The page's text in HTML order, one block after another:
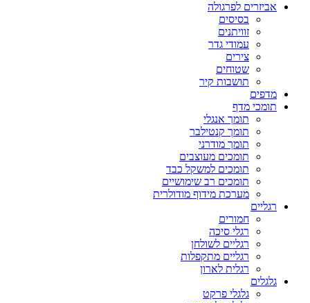
אביזרים לפרגולה
בסיסים
זוויתנים
עמודי גדר
צירים
שטוחים
תושבות קיר
מדפים
תומכי מדף
תומך אנגלי
תומך קנטילבר
תומך מודרני
תומכים מעוצבים
תומכים למשקל כבד
תומכים רב שימושיים
מערכת מידוף מודולרית
רגליים
חמורים
רגלי סיכה
רגליים לשולחן
רגליים מתקפלות
רגלית לארון
גלגלים
גלגלי פרקט